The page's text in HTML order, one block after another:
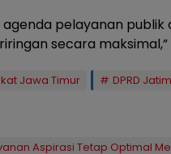
pelayanan publik
secara maksimal,”
Jawa Timur DPRD Jatim
Aspirasi Tetap Optimal